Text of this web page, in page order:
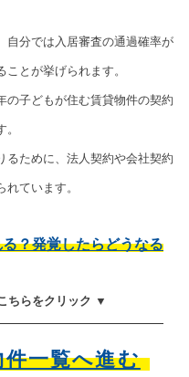
自分では入居審査の通過確率が
とが挙げられます。
の子どもが住む賃貸物件の契約
るために、法人契約や会社契約
ています。
？発覚したらどうなる
ちらをクリック ▼
一覧へ進む